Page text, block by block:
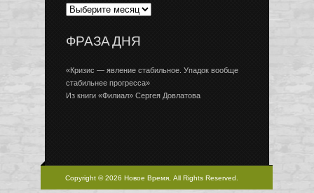
ФРАЗА ДНЯ
«Кризис — явление стабильное. Упадок вообще
стабильнее прогресса»
Из книги «Филиал» Сергея Довлатова
Copyright © 2026 Новое Время, All Rights Reserved.